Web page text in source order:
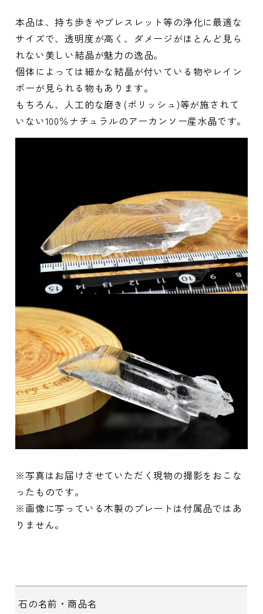
本品は、持ち歩きやブレスレット等の浄化に最適な
サイズで、透明度が高く、ダメージがほとんど見ら
れない美しい結晶が魅力の逸品。
個体によっては細かな結晶が付いている物やレイン
ボーが見られる物もあります。
もちろん、人工的な磨き(ポリッシュ)等が施されて
いない100％ナチュラルのアーカンソー産水晶です。
※写真はお届けさせていただく現物の撮影をおこな
ったものです。
※画像に写っている木製のプレートは付属品ではあ
りません。
石の名前・商品名